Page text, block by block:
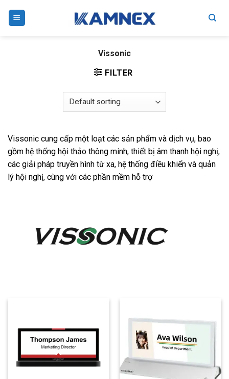
Vissonic
FILTER
Vissonic cung cấp một loạt các sản phẩm và dịch vụ, bao
gồm hệ thống hội thảo thông minh, thiết bị âm thanh hội nghị,
các giải pháp truyền hình từ xa, hệ thống điều khiển và quản
lý hội nghị, cùng với các phần mềm hỗ trợ